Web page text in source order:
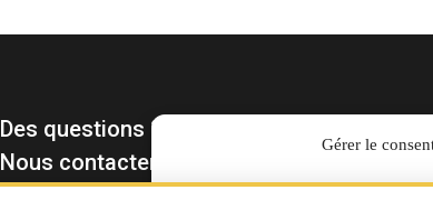
Gérer le
Pour offrir les meilleures expériences, nous
stocker et/ou accéder aux informations des
Des questions ?
Nous contacter : contact@laviedurail.com